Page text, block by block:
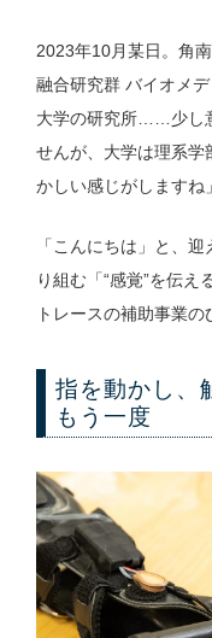
2023年10月某日。角
融合研究群 バイオメ
大学の研究所……少し
せんが、大学は理系学
かしい感じがしますね
「こんにちは」と、
り組む「“感覚”を伝
トレースの補助事業の
指を動かし、
もう一度